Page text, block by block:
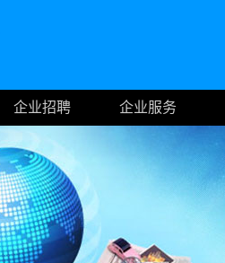
企业招聘 企业服务